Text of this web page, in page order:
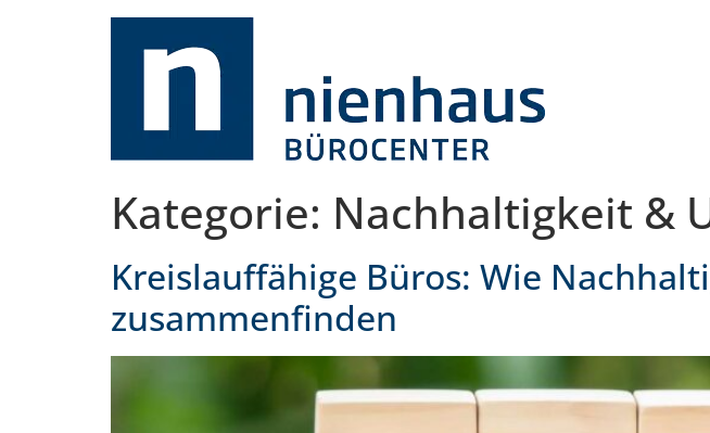
Kategorie: Nachhaltigkeit &
Kreislauffähige Büros: Wie
zusammenfinden